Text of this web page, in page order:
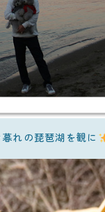
れの琵琶湖を観に